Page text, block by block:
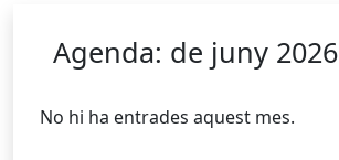
Agenda: de juny 2026
No hi ha entrades aquest mes.